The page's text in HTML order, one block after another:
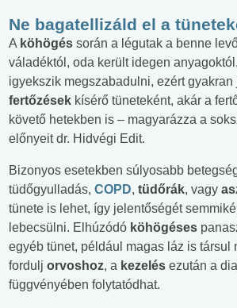
Ne bagatellizáld el a
A köhögés során a légutak a benne
váladéktól, oda került idegen
igyekszik megszabadulni, ezért
fertőzések kísérő tüneteként, akár a
követő hetekben is – magyarázza a
előnyeit dr. Hidvégi Edit.
Bizonyos esetekben súlyosabb
tüdőgyulladás, COPD, tüdőrák, vagy
tünete is lehet, így jelentőségét
lebecsülni. Elhúzódó köhögéses
egyéb tünet, például magas láz is társul
fordulj orvoshoz, a kezelés ezután a
függvényében folytatódhat.